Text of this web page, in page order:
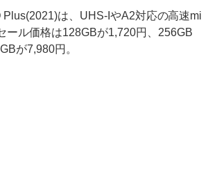
は、UHS-IやA2対応の高速mi
ール価格は128GBが1,720円、256GB
が7,980円。